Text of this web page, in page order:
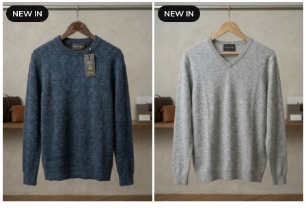
NEW IN NEW IN